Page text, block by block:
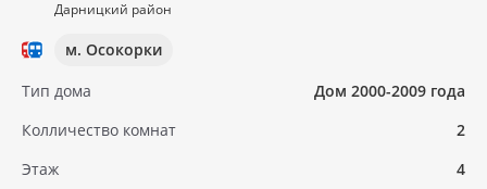
Дарницкий район
м. Осокорки
Тип дома
Дом 2000-2009 года
Колличество комнат
2
Этаж
4